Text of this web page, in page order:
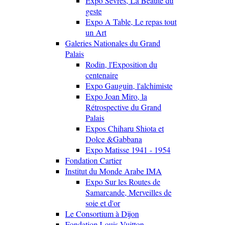
geste
Expo A Table, Le repas tout
un Art
Galeries Nationales du Grand
Palais
Rodin, l'Exposition du
centenaire
Expo Gauguin, l'alchimiste
Expo Joan Miro, la
Rétrospective du Grand
Palais
Expos Chiharu Shiota et
Dolce &Gabbana
Expo Matisse 1941 - 1954
Fondation Cartier
Institut du Monde Arabe IMA
Expo Sur les Routes de
Samarcande, Merveilles de
soie et d'or
Le Consortium à Dijon